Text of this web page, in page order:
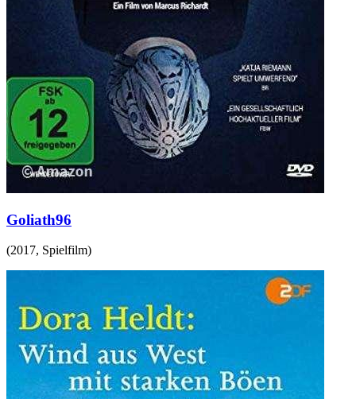
Goliath96
(2017, Spielfilm)